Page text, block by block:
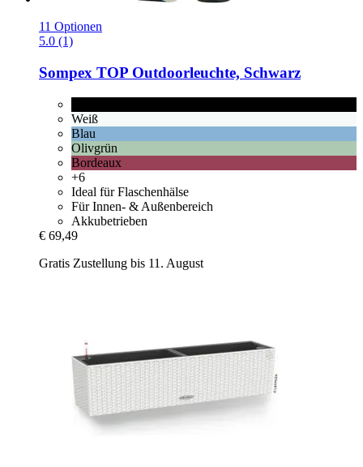
11 Optionen
5.0 (1)
Sompex TOP Outdoorleuchte, Schwarz
Weiß
Blau
Olivgrün
Bordeaux
+6
Ideal für Flaschenhälse
Für Innen- & Außenbereich
Akkubetrieben
€ 69,49
Gratis Zustellung bis 11. August